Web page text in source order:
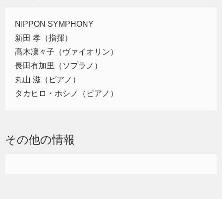
NIPPON SYMPHONY
新田 孝（指揮）
髙木凜々子（ヴァイオリン）
長田有加里（ソプラノ）
丸山 滋（ピアノ）
タカヒロ・ホシノ（ピアノ）
その他の情報